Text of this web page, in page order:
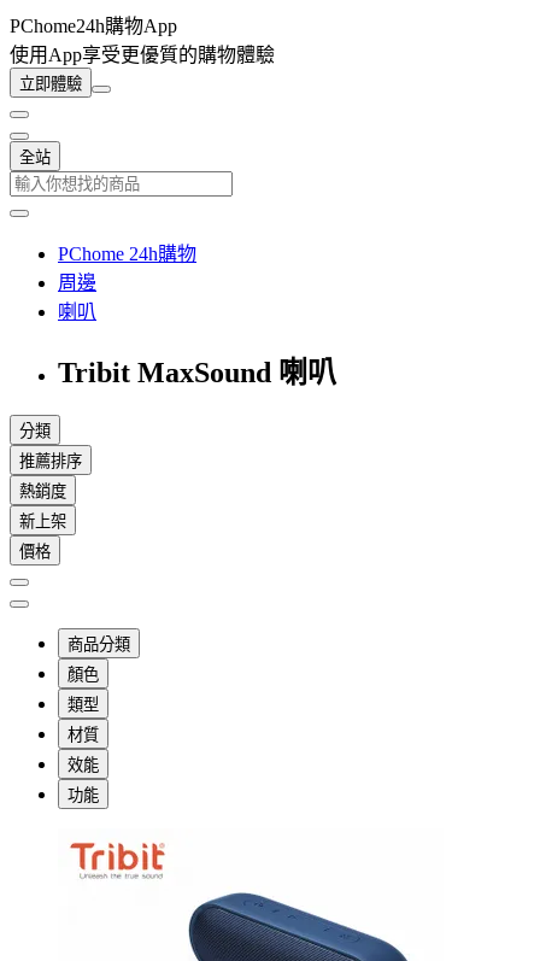
PChome24h購物App
使用App享受更優質的購物體驗
立即體驗
全站
PChome 24h購物
周邊
喇叭
Tribit MaxSound 喇叭
分類
推薦排序
熱銷度
新上架
價格
商品分類
顏色
類型
材質
效能
功能